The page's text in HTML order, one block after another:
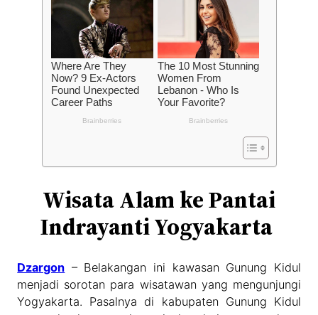
Wisata Alam ke Pantai
Indrayanti Yogyakarta
Dzargon – Belakangan ini kawasan Gunung Kidul
menjadi sorotan para wisatawan yang mengunjungi
Yogyakarta. Pasalnya di kabupaten Gunung Kidul